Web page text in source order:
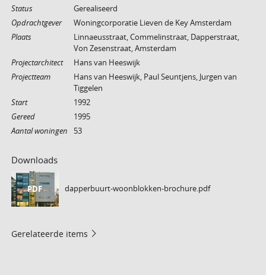
Status
Gerealiseerd
Opdrachtgever
Woningcorporatie Lieven de Key Amsterdam
Plaats
Linnaeusstraat, Commelinstraat, Dapperstraat,
Von Zesenstraat, Amsterdam
Projectarchitect
Hans van Heeswijk
Projectteam
Hans van Heeswijk, Paul Seuntjens, Jurgen van
Tiggelen
Start
1992
Gereed
1995
Aantal woningen
53
Downloads
PDF dapperbuurt-woonblokken-brochure.pdf
Gerelateerde items